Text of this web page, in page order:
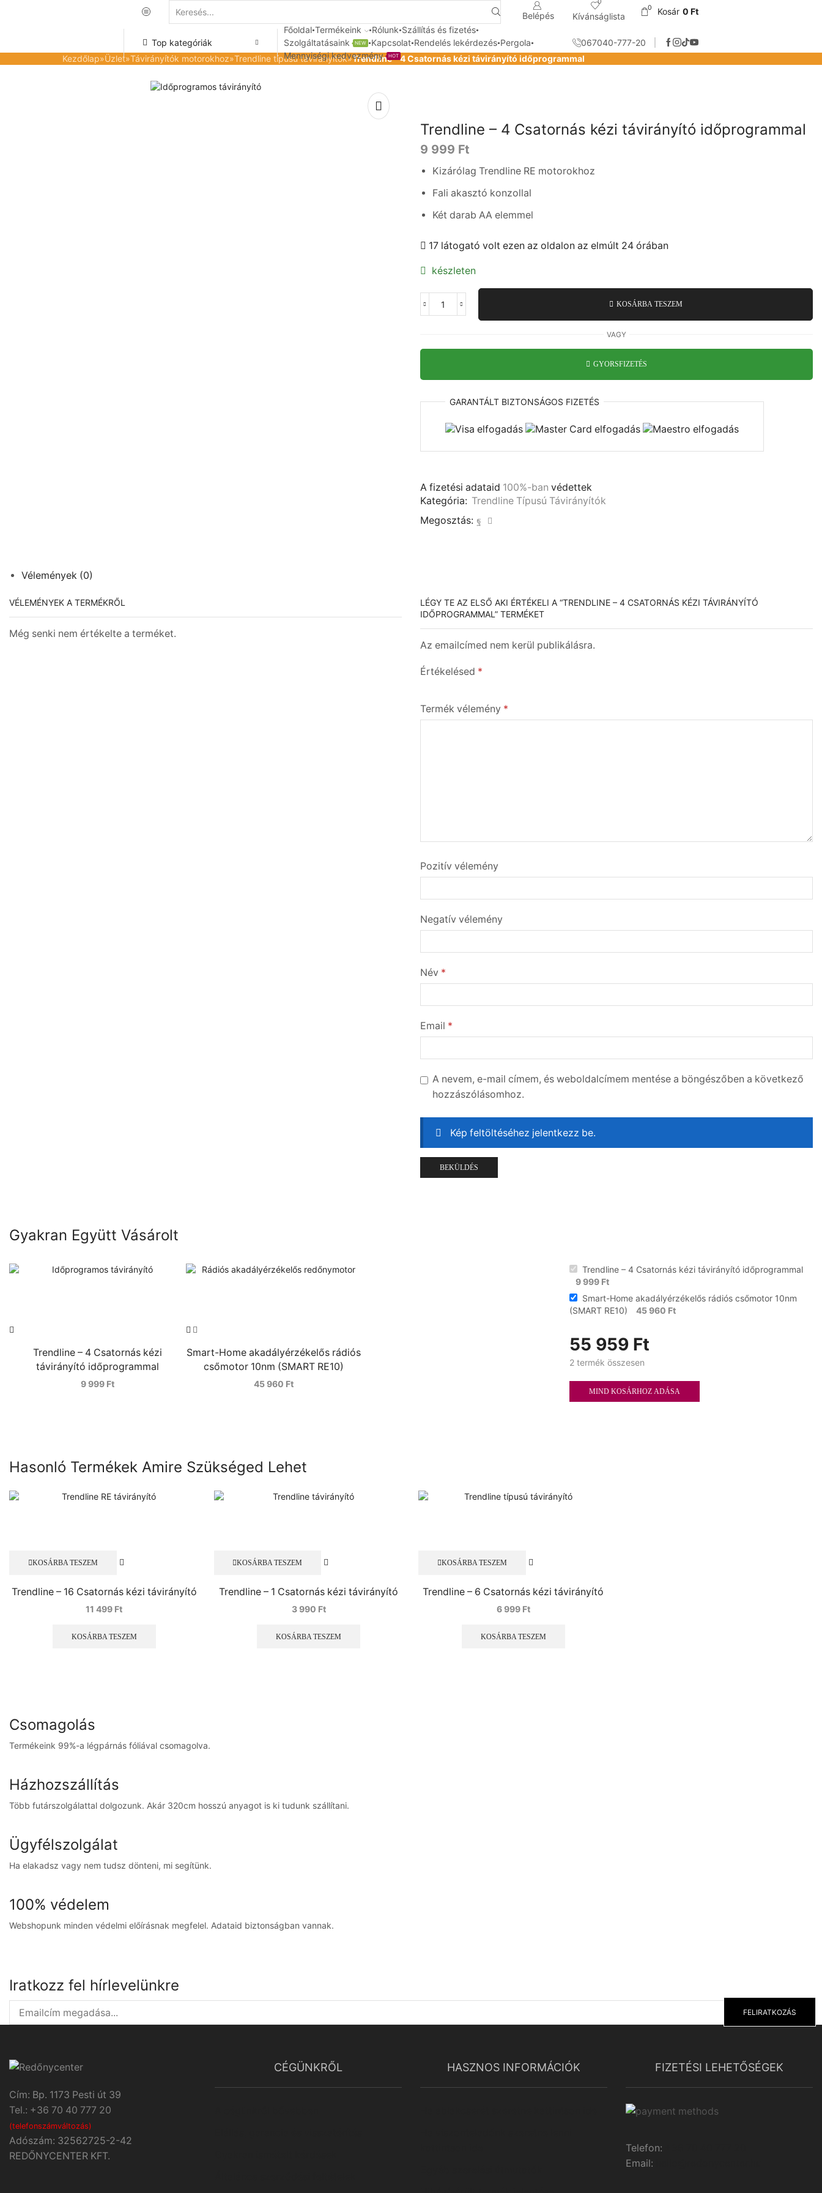
input
Belépés Kívánságlista
0 Kosár 0 Ft
Top kategóriák
Főoldal Termékeink Rólunk Szállítás és fizetés
Szolgáltatásaink
NEW Kapcsolat Rendelés lekérdezés Pergola
Mennyiségi kedvezmény
HOT
067040-777-20
Kezdőlap»Üzlet»Távirányítók motorokhoz»Trendline típusú távirányítók»Trendline – 4 Csatornás kézi távirányító időprogrammal
Trendline – 4 Csatornás kézi távirányító időprogrammal
9 999 Ft
Kizárólag Trendline RE motorokhoz
Fali akasztó konzollal
Két darab AA elemmel
17 látogató volt ezen az oldalon az elmúlt 24 órában
készleten
Trendline
időprogrammal
KOSÁRBA TESZEM
VAGY
GYORSFIZETÉS
GARANTÁLT BIZTONSÁGOS FIZETÉS
A fizetési adataid 100%-ban védettek
Kategória: Trendline Típusú Távirányítók
Megosztás:
Vélemények (0)
VÉLEMÉNYEK A TERMÉKRŐL
Még senki nem értékelte a terméket.
LÉGY TE AZ ELSŐ AKI ÉRTÉKELI A “TRENDLINE – 4 CSATORNÁS KÉZI TÁVIRÁNYÍTÓ
IDŐPROGRAMMAL” TERMÉKET
Az emailcímed nem kerül publikálásra.
Értékelésed *
Termék vélemény *
Pozitív vélemény
Negatív vélemény
Név *
Email *
A nevem, e-mail címem, és weboldalcímem mentése a böngészőben a következő
hozzászólásomhoz.
Kép feltöltéséhez jelentkezz be.
Gyakran Együtt Vásárolt
Trendline – 4 Csatornás kézi
távirányító időprogrammal
9 999 Ft
Smart-Home akadályérzékelős rádiós
csőmotor 10nm (SMART RE10)
45 960 Ft
Trendline – 4 Csatornás kézi távirányító időprogrammal
9 999 Ft
Smart-Home akadályérzékelős rádiós csőmotor 10nm
(SMART RE10)
45 960 Ft
55 959 Ft
2 termék összesen
MIND KOSÁRHOZ ADÁSA
Hasonló Termékek Amire Szükséged Lehet
KOSÁRBA TESZEM
Trendline – 16 Csatornás kézi távirányító
11 499 Ft
KOSÁRBA TESZEM
KOSÁRBA TESZEM
Trendline – 1 Csatornás kézi távirányító
3 990 Ft
KOSÁRBA TESZEM
KOSÁRBA TESZEM
Trendline – 6 Csatornás kézi távirányító
6 999 Ft
KOSÁRBA TESZEM
Csomagolás
Termékeink 99%-a légpárnás fóliával csomagolva.
Házhozszállítás
Több futárszolgálattal dolgozunk. Akár 320cm hosszú anyagot is ki tudunk szállítani.
Ügyfélszolgálat
Ha elakadsz vagy nem tudsz dönteni, mi segítünk.
100% védelem
Webshopunk minden védelmi előírásnak megfelel. Adataid biztonságban vannak.
Iratkozz fel hírlevelünkre
FELIRATKOZÁS
Cím: Bp. 1173 Pesti út 39
Tel.: +36 70 40 777 20
(telefonszámváltozás)
Adószám: 32562725-2-42
REDŐNYCENTER KFT.
CÉGÜNKRŐL HASZNOS INFORMÁCIÓK FIZETÉSI LEHETŐSÉGEK
Telefon:
Email: